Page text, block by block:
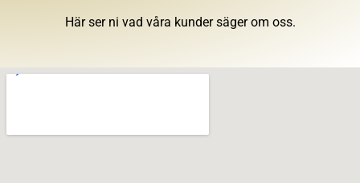
Här ser ni vad våra kunder säger om oss.